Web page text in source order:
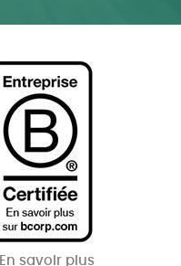
savoir plus